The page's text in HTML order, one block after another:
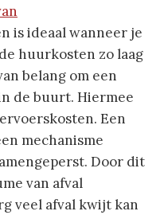
is ideaal wanneer je
huurkosten zo laag
belang om een
de buurt. Hiermee
Een
mechanisme
Door dit
van afval
veel afval kwijt kan